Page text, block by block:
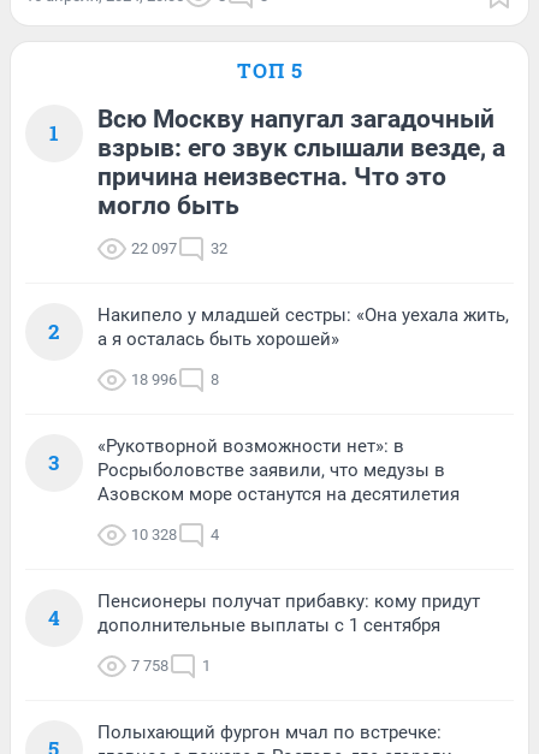
ТОП 5
1
Всю Москву напугал загадочный
взрыв: его звук слышали везде, а
причина неизвестна. Что это
могло быть
22 097 32
2
Накипело у младшей сестры: «Она уехала жить,
а я осталась быть хорошей»
18 996 8
3
«Рукотворной возможности нет»: в
Росрыболовстве заявили, что медузы в
Азовском море останутся на десятилетия
10 328 4
4
Пенсионеры получат прибавку: кому придут
дополнительные выплаты с 1 сентября
7 758 1
Полыхающий фургон мчал по встречке: